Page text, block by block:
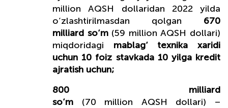
million AQSH dollaridan 2022 yilda
o‘zlashtirilmasdan qolgan 670
milliard so‘m(59 million AQSH dollari)
miqdoridagi mablag‘ texnika xaridi
uchun 10 foiz stavkada 10 yilga kredit
ajratish uchun;
800 milliard
so‘m (70 million AQSH dollari) –